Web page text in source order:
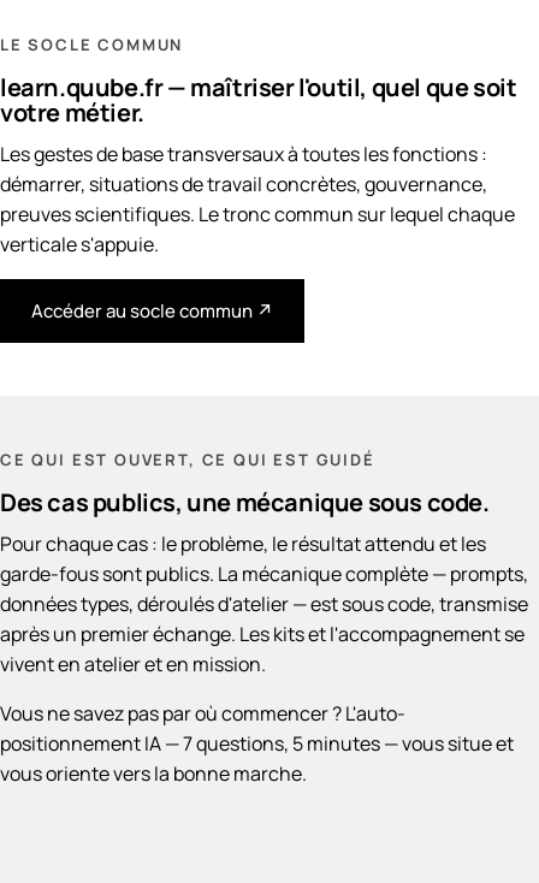
LE SOCLE COMMUN
learn.quube.fr — maîtriser l'outil, quel que soit
votre métier.
Les gestes de base transversaux à toutes les fonctions :
démarrer, situations de travail concrètes, gouvernance,
preuves scientifiques. Le tronc commun sur lequel chaque
verticale s'appuie.
Accéder au socle commun ↗
CE QUI EST OUVERT, CE QUI EST GUIDÉ
Des cas publics, une mécanique sous code.
Pour chaque cas : le problème, le résultat attendu et les
garde-fous sont publics. La mécanique complète — prompts,
données types, déroulés d'atelier — est sous code, transmise
après un premier échange. Les kits et l'accompagnement se
vivent en atelier et en mission.
Vous ne savez pas par où commencer ?L'auto-
positionnement IA— 7 questions, 5 minutes — vous situe et
vous oriente vers la bonne marche.